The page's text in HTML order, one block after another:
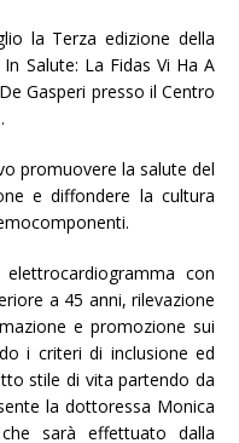
la Terza edizione della
Salute: La Fidas Vi Ha A
Gasperi presso il Centro
promuovere la salute del
e diffondere la cultura
con
a 45 anni, rilevazione
e promozione sui
i criteri di inclusione ed
stile di vita partendo da
la dottoressa Monica
sarà effettuato dalla